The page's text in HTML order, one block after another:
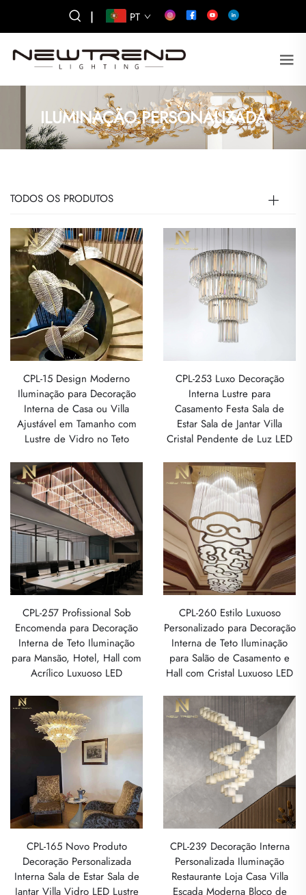
| PT
ILUMINAÇÃO PERSONALIZADA
TODOS OS PRODUTOS
CPL-15 Design Moderno
Iluminação para Decoração
Interna de Casa ou Villa
Ajustável em Tamanho com
Lustre de Vidro no Teto
CPL-253 Luxo Decoração
Interna Lustre para
Casamento Festa Sala de
Estar Sala de Jantar Villa
Cristal Pendente de Luz LED
CPL-257 Profissional Sob
Encomenda para Decoração
Interna de Teto Iluminação
para Mansão, Hotel, Hall com
Acrílico Luxuoso LED
CPL-260 Estilo Luxuoso
Personalizado para Decoração
Interna de Teto Iluminação
para Salão de Casamento e
Hall com Cristal Luxuoso LED
CPL-165 Novo Produto
Decoração Personalizada
Interna Sala de Estar Sala de
Jantar Villa Vidro LED Lustre
CPL-239 Decoração Interna
Personalizada Iluminação
Restaurante Loja Casa Villa
Escada Moderna Bloco de